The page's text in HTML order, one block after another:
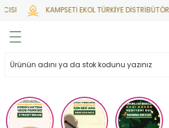
KAMPSETİ EKOL TÜRKİYE DİSTRİBÜTÖRÜ
Geri Dön
Geri Dön
Geri Dön
Geri Dön
Geri Dön